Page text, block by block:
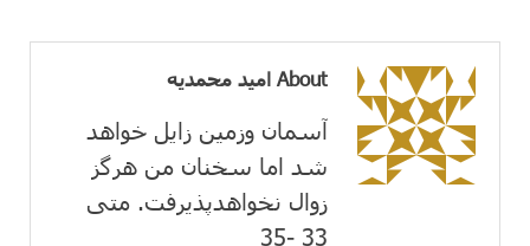
About امید محمدیه
آسمان وزمین زايل خواهد
شد اما سخنان من هرگز
زوال نخواهدپذیرفت. متی
33 -35